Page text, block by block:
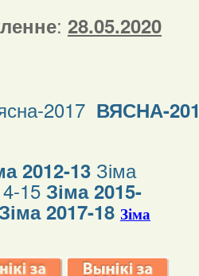
: 28.05.2020
2017 ВЯСНА-
2012-13 Зіма
15 Зіма 2015-
2017-18 Зіма